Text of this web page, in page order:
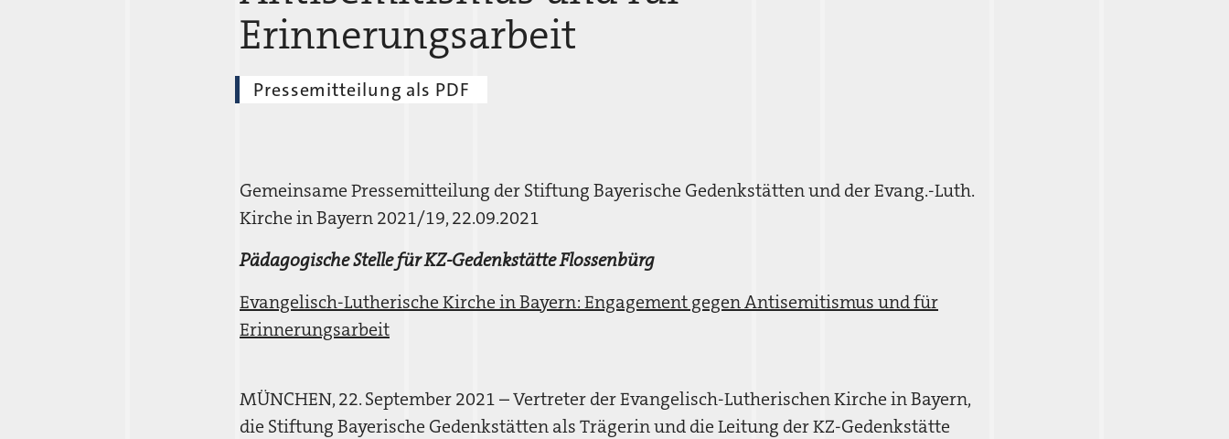
Erinnerungsarbeit
Pressemitteilung als PDF
Gemeinsame Pressemitteilung der Stiftung Bayerische Gedenkstätten und der Evang.-Luth.
Kirche in Bayern 2021/19, 22.09.2021
Pädagogische Stelle für KZ-Gedenkstätte Flossenbürg
Evangelisch-Lutherische Kirche in Bayern: Engagement gegen Antisemitismus und für
Erinnerungsarbeit
MÜNCHEN, 22. September 2021 – Vertreter der Evangelisch-Lutherischen Kirche in Bayern,
die Stiftung Bayerische Gedenkstätten als Trägerin und die Leitung der KZ-Gedenkstätte